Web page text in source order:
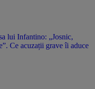
lui Infantino: „Josnic,
Ce acuzații grave îi aduce